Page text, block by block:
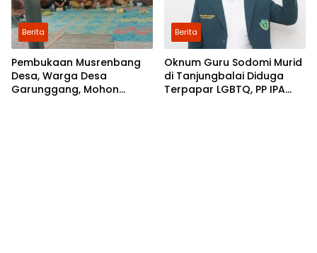
Berita
Pembukaan Musrenbang
Desa, Warga Desa
Garunggang, Mohon
Berita
Oknum Guru Sodomi Murid
di Tanjungbalai Diduga
Terpapar LGBTQ, PP IPA